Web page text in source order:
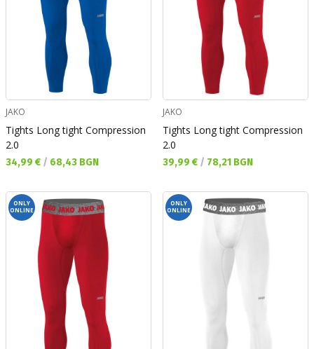
JAKO
Tights Long tight Compression
2.0
Текуща цена:
34,99 € / 68,43 BGN
JAKO
Tights Long tight Compression
2.0
Текуща цена:
39,99 € / 78,21 BGN
ONLY
ONLINE
ONLY
ONLINE